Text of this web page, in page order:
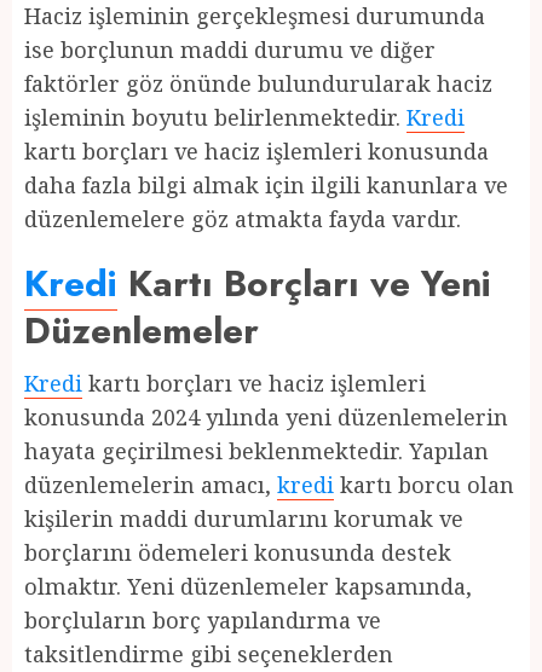
Haciz işleminin gerçekleşmesi durumunda
ise borçlunun maddi durumu ve diğer
faktörler göz önünde bulundurularak haciz
işleminin boyutu belirlenmektedir. Kredi
kartı borçları ve haciz işlemleri konusunda
daha fazla bilgi almak için ilgili kanunlara ve
düzenlemelere göz atmakta fayda vardır.
Kredi Kartı Borçları ve Yeni
Düzenlemeler
Kredi kartı borçları ve haciz işlemleri
konusunda 2024 yılında yeni düzenlemelerin
hayata geçirilmesi beklenmektedir. Yapılan
düzenlemelerin amacı, kredi kartı borcu olan
kişilerin maddi durumlarını korumak ve
borçlarını ödemeleri konusunda destek
olmaktır. Yeni düzenlemeler kapsamında,
borçluların borç yapılandırma ve
taksitlendirme gibi seçeneklerden